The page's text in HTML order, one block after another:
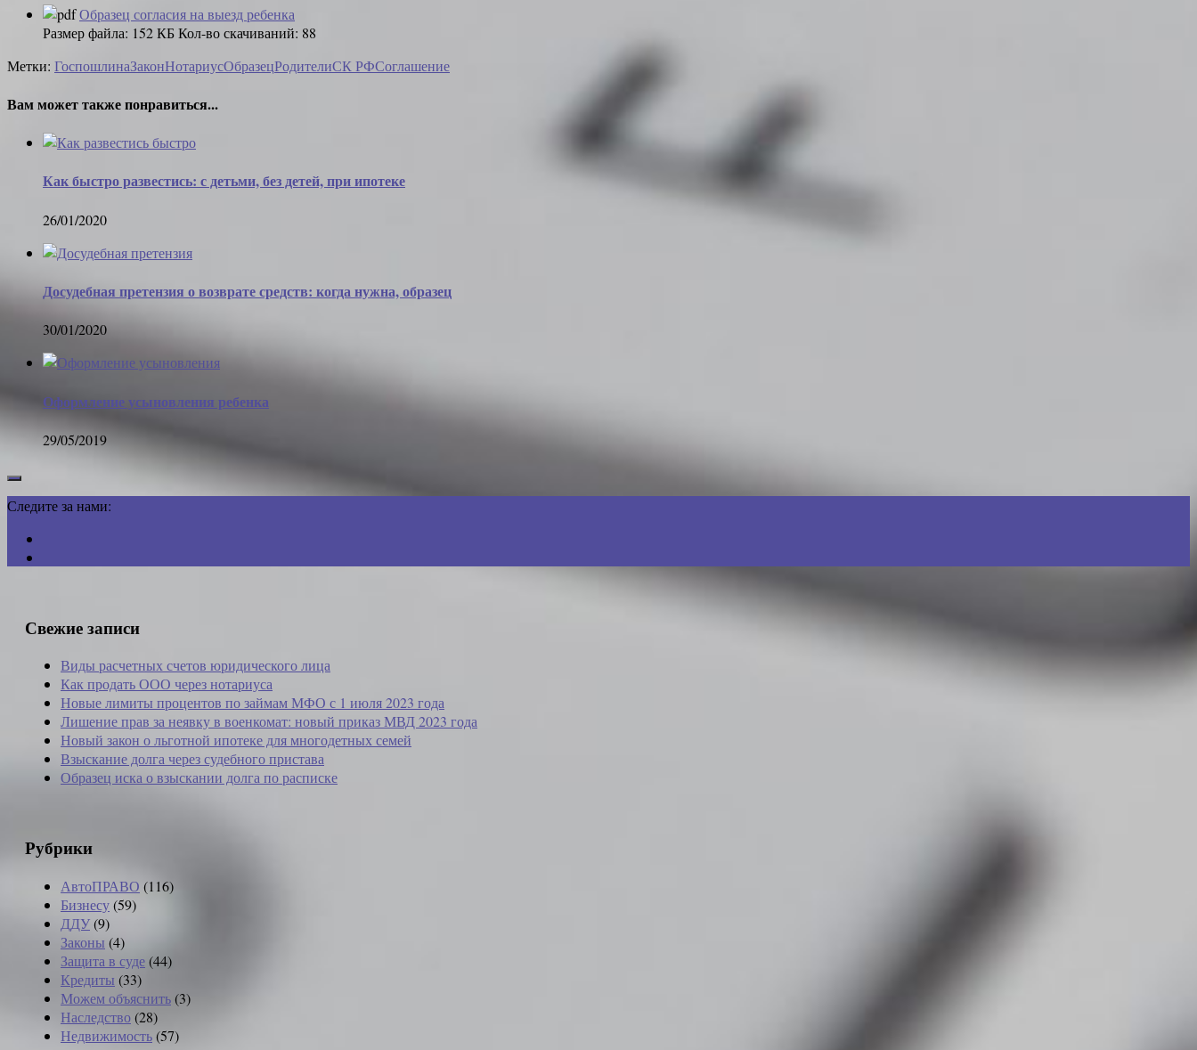
Образец согласия на выезд ребенка
Размер файла: 152 КБКол-во скачиваний: 88
Метки: ГоспошлинаЗаконНотариусОбразецРодителиСК РФСоглашение
Вам может также понравиться...
Как быстро развестись: с детьми, без детей, при ипотеке
26/01/2020
Досудебная претензия о возврате средств: когда нужна, образец
30/01/2020
Оформление усыновления ребенка
29/05/2019
Следите за нами:
Свежие записи
Виды расчетных счетов юридического лица
Как продать ООО через нотариуса
Новые лимиты процентов по займам МФО с 1 июля 2023 года
Лишение прав за неявку в военкомат: новый приказ МВД 2023 года
Новый закон о льготной ипотеке для многодетных семей
Взыскание долга через судебного пристава
Образец иска о взыскании долга по расписке
Рубрики
АвтоПРАВО (116)
Бизнесу(59)
ДДУ(9)
Законы (4)
Защита в суде(44)
Кредиты (33)
Можем объяснить(3)
Наследство(28)
Недвижимость(57)